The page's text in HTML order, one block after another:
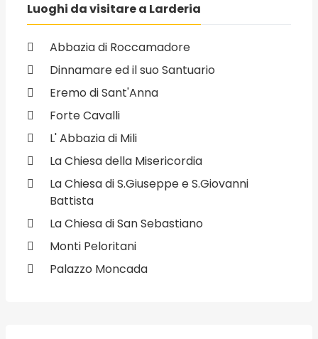
Luoghi da visitare a Larderia
Abbazia di Roccamadore
Dinnamare ed il suo Santuario
Eremo di Sant'Anna
Forte Cavalli
L' Abbazia di Mili
La Chiesa della Misericordia
La Chiesa di S.Giuseppe e S.Giovanni
Battista
La Chiesa di San Sebastiano
Monti Peloritani
Palazzo Moncada